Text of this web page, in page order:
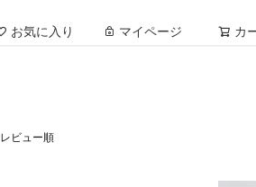
お気に入り マイページ カ
レビュー順